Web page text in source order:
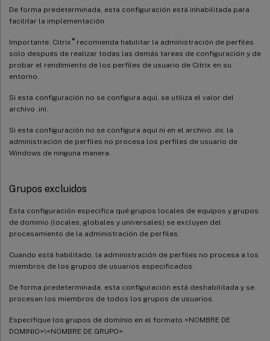
De forma predeterminada, esta configuración está inhabilitada para
facilitar la implementación.
Importante: Citrix ®recomienda habilitar la administración de perfiles
solo después de realizar todas las demás tareas de configuración y de
probar el rendimiento de los perfiles de usuario de Citrix en su
entorno.
Si esta configuración no se configura aquí, se utiliza el valor del
archivo .ini.
Si esta configuración no se configura aquí ni en el archivo .ini, la
administración de perfiles no procesa los perfiles de usuario de
Windows de ninguna manera.
Grupos excluidos
Esta configuración especifica qué grupos locales de equipos y grupos
de dominio (locales, globales y universales) se excluyen del
procesamiento de la administración de perfiles.
Cuando está habilitado, la administración de perfiles no procesa a los
miembros de los grupos de usuarios especificados.
De forma predeterminada, esta configuración está deshabilitada y se
procesan los miembros de todos los grupos de usuarios.
Especifique los grupos de dominio en el formato <NOMBRE DE
DOMINIO>\<NOMBRE DE GRUPO>.